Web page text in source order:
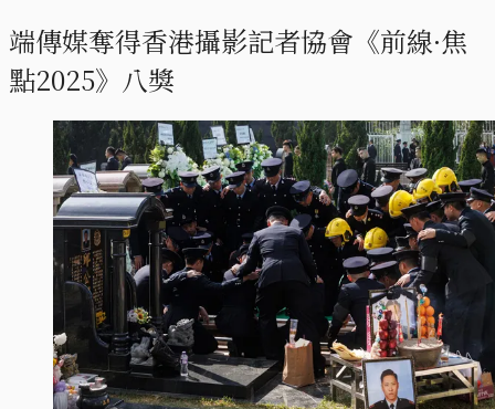
端傳媒奪得香港攝影記者協會《前線·焦
點2025》八獎